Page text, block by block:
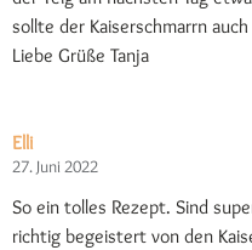
sollte der Kaiserschmarrn
Liebe Grüße Tanja
Elli
27. Juni 2022
So ein tolles Rezept. Sind
richtig begeistert von den